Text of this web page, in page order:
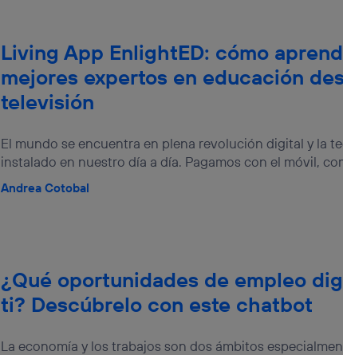
Living App EnlightED: cómo
mejores expertos en educación
televisión
El mundo se encuentra en plena revolución digital y la
instalado en nuestro día a día. Pagamos con el móvil,
Andrea Cotobal
¿Qué oportunidades de empleo
ti? Descúbrelo con este chatbot
La economía y los trabajos son dos ámbitos